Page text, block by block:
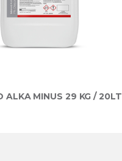
ALKA MINUS 29 KG / 20LT